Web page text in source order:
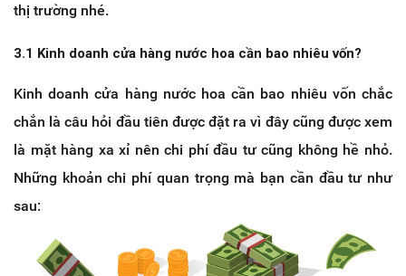
thị trường nhé.
3.1 Kinh doanh cửa hàng nước hoa cần bao nhiêu vốn?
Kinh doanh cửa hàng nước hoa cần bao nhiêu vốn chắc
chắn là câu hỏi đầu tiên được đặt ra vì đây cũng được xem
là mặt hàng xa xỉ nên chi phí đầu tư cũng không hề nhỏ.
Những khoản chi phí quan trọng mà bạn cần đầu tư như
sau: